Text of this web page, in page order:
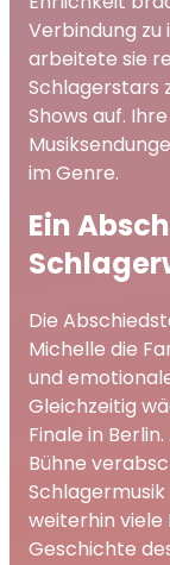
Verbindung zu
arbeitete sie
Schlagerstars
Shows auf.
im Genre.
Ein
Die
Michelle die
und
Gleichzeitig
Finale in
Bühne
weiterhin viele
Geschichte